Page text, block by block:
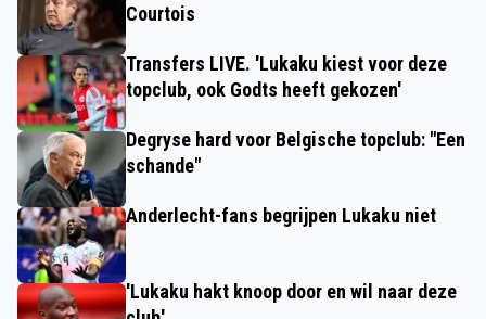
Courtois
Transfers LIVE. 'Lukaku kiest voor deze
topclub, ook Godts heeft gekozen'
Degryse hard voor Belgische topclub: "Een
schande"
Anderlecht-fans begrijpen Lukaku niet
'Lukaku hakt knoop door en wil naar deze